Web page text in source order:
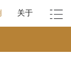
关于